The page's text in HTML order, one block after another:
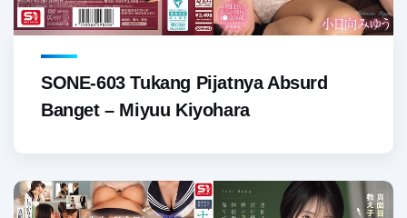
SONE-603 Tukang Pijatnya Absurd
Banget – Miyuu Kiyohara